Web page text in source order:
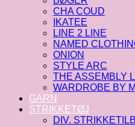
CHA COUD
IKATEE
LINE 2 LINE
NAMED
ONION
STYLE ARC
THE ASSEMBLY
WARDROBE BY
GARN
STRIKKETØJ
DIV.